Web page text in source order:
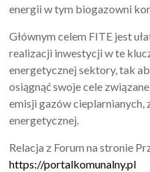
energii w tym biogazowni
Głównym celem FITE jest
realizacji inwestycji w te
energetycznej sektory, tak
osiągnąć swoje cele
emisji gazów cieplarnianych,
energetycznej.
Relacja z Forum na stronie
https://portalkomunalny.pl